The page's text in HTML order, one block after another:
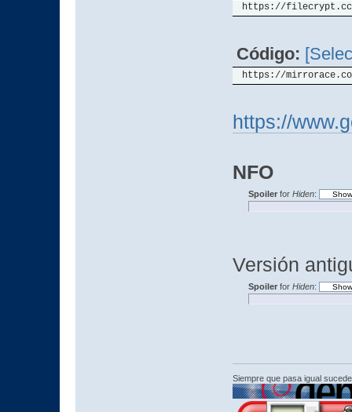
https://filecrypt.cc/
Código:
https://
https://
NFO
Spoilerfor Hiden:
Versión
Spoilerfor Hiden:
Siempre que pasa igual